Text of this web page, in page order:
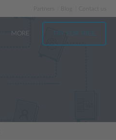
Partners
MORE TRY FOR FREE